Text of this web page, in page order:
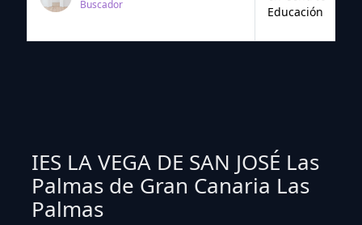
Buscador
Educación
IES LA VEGA DE SAN JOSÉ Las
Palmas de Gran Canaria Las
Palmas